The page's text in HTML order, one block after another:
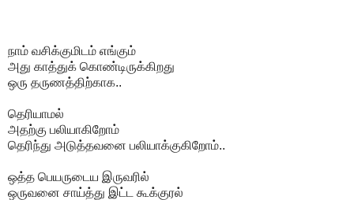
நாம் வசிக்குமிடம் எங்கும்
அது காத்துக் கொண்டிருக்கிறது
ஒரு தருணத்திற்காக..
தெரியாமல்
அதற்கு பலியாகிறோம்
தெரிந்து அடுத்தவனை பலியாக்குகிறோம்..
ஒத்த பெயருடைய இருவரில்
ஒருவனை சாய்த்து இட்ட கூக்குரல்